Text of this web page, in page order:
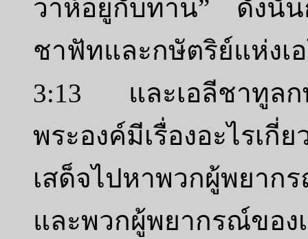
วาห์อยู่กับท่าน” ดังนั้น
ชาฟัทและกษัตริย์แห่งเ
3:13 และเอลีชาทูล
พระองค์มีเรื่องอะไรเ
เสด็จไปหาพวกผู้พยาก
และพวกผู้พยากรณ์ของ